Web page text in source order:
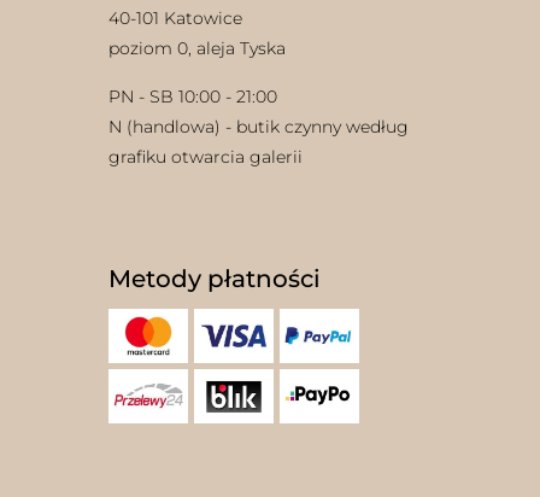
40-101 Katowice
poziom 0, aleja Tyska
PN - SB 10:00 - 21:00
N (handlowa) - butik czynny według
grafiku otwarcia galerii
Metody płatności